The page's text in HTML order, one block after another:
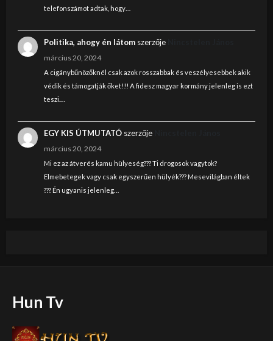
telefonszámot adtak, hogy…
Politika, ahogy én látomszerzője
március 20, 2024
A cigánybűnözőknél csak azok rosszabbak és veszélyesebbek akik
védik és támogatják őket!!! A fidesz magyar kormány jelenleg is ezt
teszi.…
EGY KIS ÚTMUTATÓszerzője
március 20, 2024
Mi ez az átverés kamu hülyeség??? Ti drogosok vagytok?
Elmebetegek vagy csak egyszerűen hülyék??? Mesevilágban éltek
??? Én ugyanis jelenleg…
Hun Tv